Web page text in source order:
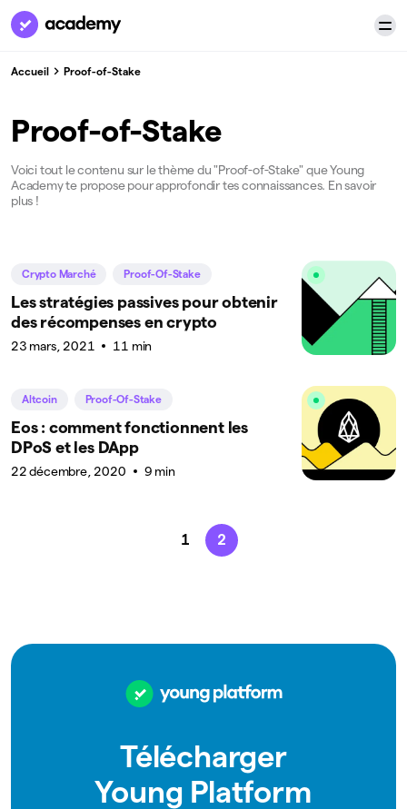
Accueil Proof-of-Stake
Proof-of-Stake
Voici tout le contenu sur le thème du "Proof-of-Stake" que Young
Academy te propose pour approfondir tes connaissances. En savoir
plus !
Crypto Marché Proof-Of-Stake
Les stratégies passives pour obtenir
des récompenses en crypto
23 mars, 2021 11 min
Altcoin Proof-Of-Stake
Eos : comment fonctionnent les
DPoS et les DApp
22 décembre, 2020 9 min
1 2
Télécharger
Young Platform